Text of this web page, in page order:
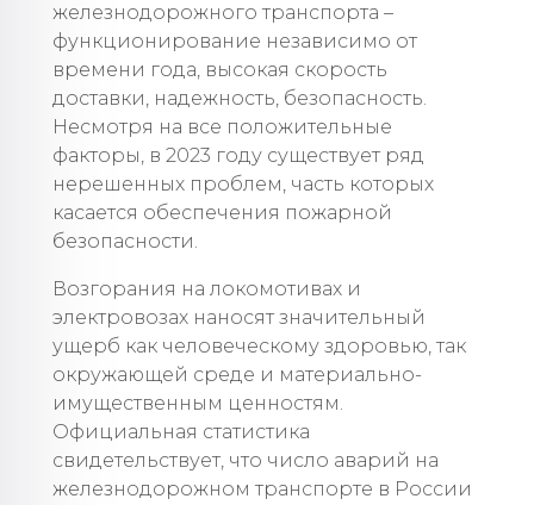
железнодорожного транспорта –
функционирование независимо от
времени года, высокая скорость
доставки, надежность, безопасность.
Несмотря на все положительные
факторы, в 2023 году существует ряд
нерешенных проблем, часть которых
касается обеспечения пожарной
безопасности.
Возгорания на локомотивах и
электровозах наносят значительный
ущерб как человеческому здоровью, так
окружающей среде и материально-
имущественным ценностям.
Официальная статистика
свидетельствует, что число аварий на
железнодорожном транспорте в России